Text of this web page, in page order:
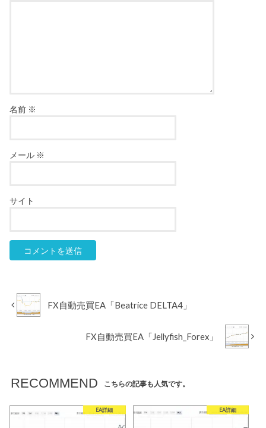
名前 ※
メール ※
サイト
FX自動売買EA「Beatrice DELTA4」
FX自動売買EA「Jellyfish_Forex」
RECOMMEND こちらの記事も人気です。
EA詳細 EA詳細